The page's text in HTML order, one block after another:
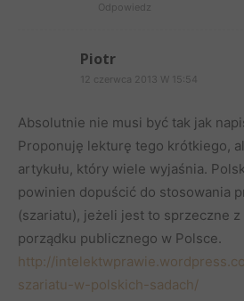
Odpowiedz
Piotr
12 czerwca 2013 W 15:54
Absolutnie nie musi być tak jak
Proponuję lekturę tego krótkiego,
artykułu, który wiele wyjaśnia.
powinien dopuścić do stosowania
(szariatu), jeżeli jest to sprzeczne
porządku publicznego w Polsce.
http://
szariatu-w-polskich-sadach/